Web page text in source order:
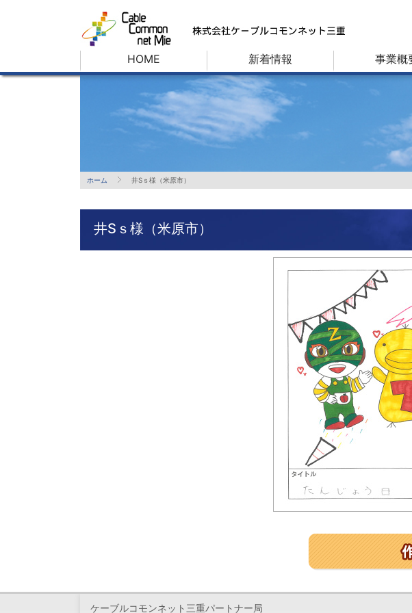
HOME 新着情報 事業概
ホーム 井Sｓ様（米原市）
井Sｓ様（米原市）
ケーブルコモンネット三重パートナー局